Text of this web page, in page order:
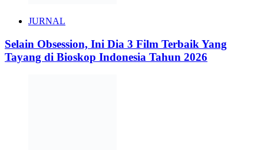
JURNAL
Selain Obsession, Ini Dia 3 Film Terbaik Yang
Tayang di Bioskop Indonesia Tahun 2026